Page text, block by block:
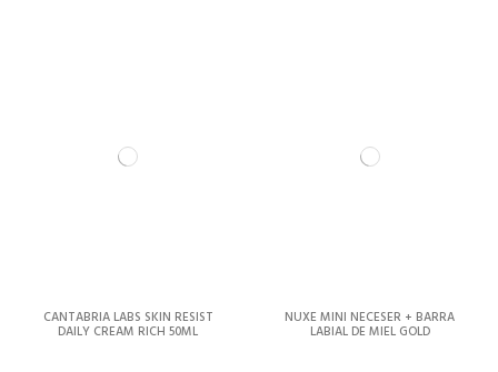
CANTABRIA LABS SKIN RESIST
DAILY CREAM RICH 50ML
NUXE MINI NECESER + BARRA
LABIAL DE MIEL GOLD